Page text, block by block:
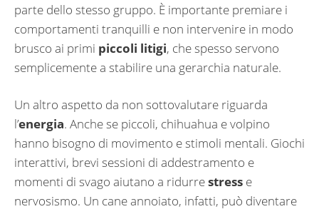
parte dello stesso gruppo. È importante premiare i
comportamenti tranquilli e non intervenire in modo
brusco ai primi piccoli litigi, che spesso servono
semplicemente a stabilire una gerarchia naturale.
Un altro aspetto da non sottovalutare riguarda
l’energia. Anche se piccoli, chihuahua e volpino
hanno bisogno di movimento e stimoli mentali. Giochi
interattivi, brevi sessioni di addestramento e
momenti di svago aiutano a ridurrestress e
nervosismo. Un cane annoiato, infatti, può diventare